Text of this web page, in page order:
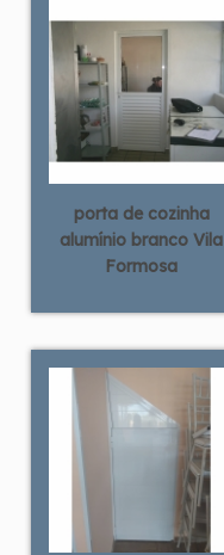
porta de cozinha
alumínio branco Vila
Formosa